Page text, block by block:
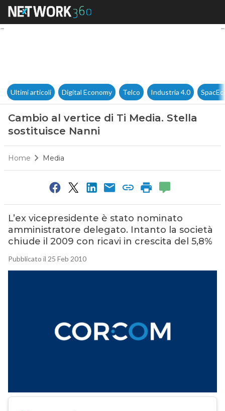
Cambio al vertice di Ti
Ultimi articoli Digital Economy Telco Industria 4.0
Cambio al vertice di Ti Media. Stella
sostituisce Nanni
Home Media
L’ex vicepresidente è stato nominato
amministratore delegato. Intanto la società
chiude il 2009 con ricavi in crescita del 5,8%
Pubblicato il 25 Feb 2010